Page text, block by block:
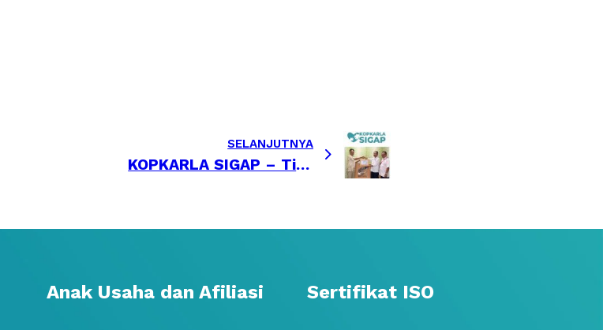
SELANJUTNYA
KOPKARLA SIGAP – Tingkatkan Kesadaran Kebersihan Sejak Dini
Anak Usaha dan Afiliasi Sertifikat ISO